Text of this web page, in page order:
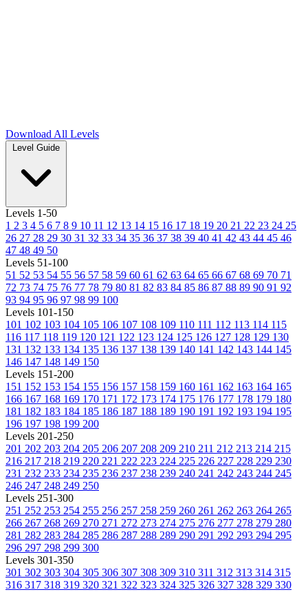
Download All Levels
Level Guide
Levels 1-50
1 2 3 4 5 6 7 8 9 10 11 12 13 14 15 16 17 18 19 20 21 22 23 24 25
26 27 28 29 30 31 32 33 34 35 36 37 38 39 40 41 42 43 44 45 46
47 48 49 50
Levels 51-100
51 52 53 54 55 56 57 58 59 60 61 62 63 64 65 66 67 68 69 70 71
72 73 74 75 76 77 78 79 80 81 82 83 84 85 86 87 88 89 90 91 92
93 94 95 96 97 98 99 100
Levels 101-150
101 102 103 104 105 106 107 108 109 110 111 112 113 114 115
116 117 118 119 120 121 122 123 124 125 126 127 128 129 130
131 132 133 134 135 136 137 138 139 140 141 142 143 144 145
146 147 148 149 150
Levels 151-200
151 152 153 154 155 156 157 158 159 160 161 162 163 164 165
166 167 168 169 170 171 172 173 174 175 176 177 178 179 180
181 182 183 184 185 186 187 188 189 190 191 192 193 194 195
196 197 198 199 200
Levels 201-250
201 202 203 204 205 206 207 208 209 210 211 212 213 214 215
216 217 218 219 220 221 222 223 224 225 226 227 228 229 230
231 232 233 234 235 236 237 238 239 240 241 242 243 244 245
246 247 248 249 250
Levels 251-300
251 252 253 254 255 256 257 258 259 260 261 262 263 264 265
266 267 268 269 270 271 272 273 274 275 276 277 278 279 280
281 282 283 284 285 286 287 288 289 290 291 292 293 294 295
296 297 298 299 300
Levels 301-350
301 302 303 304 305 306 307 308 309 310 311 312 313 314 315
316 317 318 319 320 321 322 323 324 325 326 327 328 329 330